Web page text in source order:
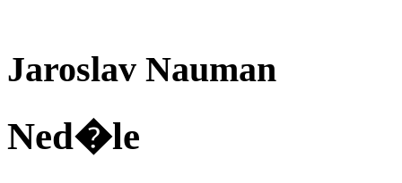
Jaroslav Nauman
Ned�le